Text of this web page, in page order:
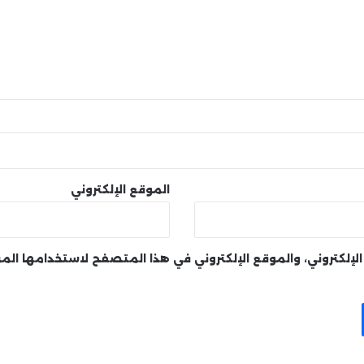
الموقع الإلكتروني
والموقع الإلكتروني في هذا المتصفح لاستخدامها